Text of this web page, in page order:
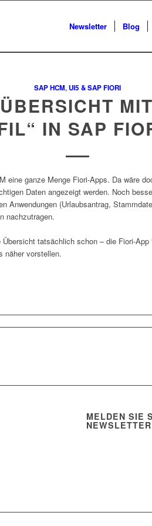
Newsletter Blog
SAP HCM,UI5 & SAP FIORI
IN SAP
eine ganze Menge Fiori-Apps. Da wäre
Daten angezeigt werden. Noch
Anwendungen (Urlaubsantrag,
nachzutragen.
tatsächlich schon – die Fiori-App
näher vorstellen.
MELDEN SIE